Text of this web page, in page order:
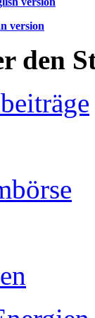
version
den